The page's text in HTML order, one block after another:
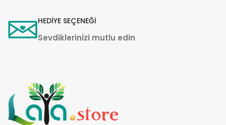
HEDİYE SEÇENEĞİ
Sevdiklerinizi mutlu edin